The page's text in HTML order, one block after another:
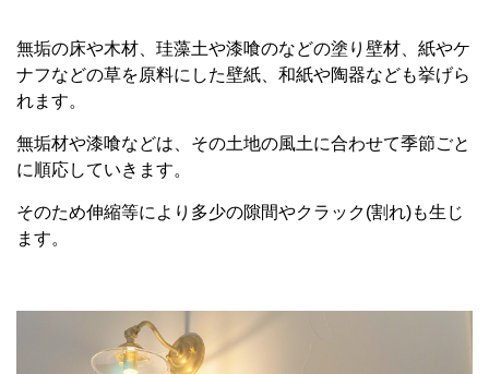
無垢の床や木材、珪藻土や漆喰のなどの塗り壁材、紙やケ
ナフなどの草を原料にした壁紙、和紙や陶器なども挙げら
れます。
無垢材や漆喰などは、その土地の風土に合わせて季節ごと
に順応していきます。
そのため伸縮等により多少の隙間やクラック(割れ)も生じ
ます。